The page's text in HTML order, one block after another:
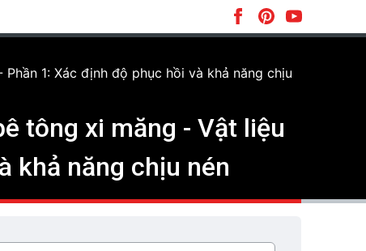
1: Xác định độ phục hồi và khả năng chịu
tông xi măng - Vật liệu
khả năng chịu nén